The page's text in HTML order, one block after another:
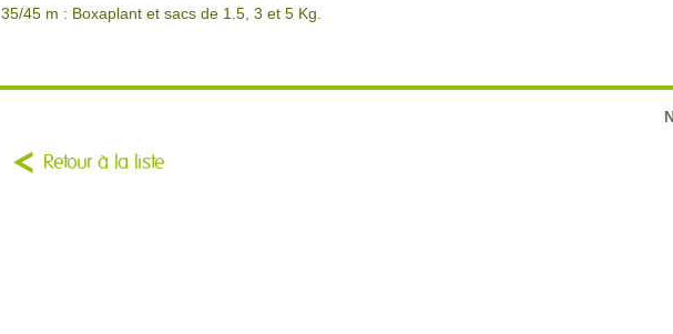
35/45 m : Boxaplant et sacs de 1.5, 3 et 5 Kg.
Retour à la liste